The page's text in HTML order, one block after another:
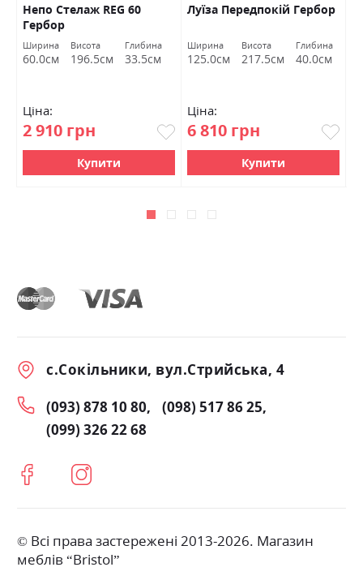
Непо Стелаж REG 60
Гербор
Ширина
60.0см
Висота
196.5см
Глибина
33.5см
Ціна:
2 910 грн
Купити
Луїза Передпокій Гербор
Ширина
125.0см
Висота
217.5см
Глибина
40.0см
Ціна:
6 810 грн
Купити
с.Сокільники, вул.Стрийська, 4
(093) 878 10 80
(098) 517 86 25
(099) 326 22 68
© Всі права застережені 2013-2026. Магазин
меблів “Bristol”